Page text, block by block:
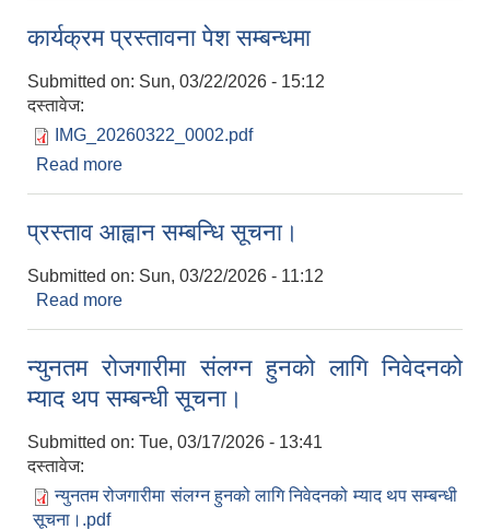
कार्यक्रम प्रस्तावना पेश सम्बन्धमा
Submitted on: Sun, 03/22/2026 - 15:12
दस्तावेज:
IMG_20260322_0002.pdf
Read more
प्रस्ताव आह्वान सम्बन्धि सूचना।
Submitted on: Sun, 03/22/2026 - 11:12
Read more
न्युनतम रोजगारीमा संलग्न हुनको लागि निवेदनको
म्याद थप सम्बन्धी सूचना।
Submitted on: Tue, 03/17/2026 - 13:41
दस्तावेज:
न्युनतम रोजगारीमा संलग्न हुनको लागि निवेदनको म्याद थप सम्बन्धी
सूचना।.pdf